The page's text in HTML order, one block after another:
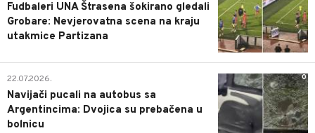
Fudbaleri UNA Štrasena šokirano gledali
Grobare: Nevjerovatna scena na kraju
utakmice Partizana
0
22.07.2026.
Navijači pucali na autobus sa
Argentincima: Dvojica su prebačena u
bolnicu